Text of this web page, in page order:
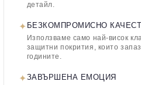
детайл.
✦ БЕЗКОМПРОМИСНО
Използваме само най-висок
защитни покрития, които
годините.
✦ЗАВЪРШЕНА ЕМОЦИЯ